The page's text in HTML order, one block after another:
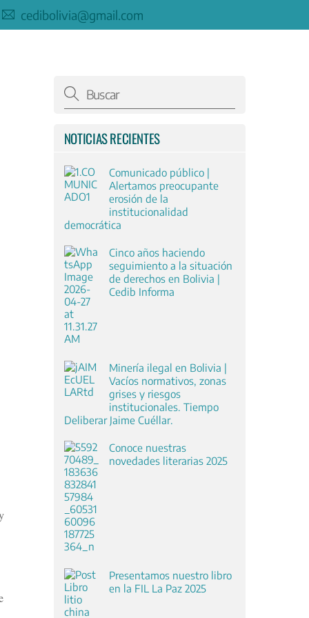
cedibolivia@gmail.com
NOTICIAS RECIENTES
Comunicado público |
Alertamos preocupante
erosión de la
institucionalidad
democrática
Cinco años haciendo
seguimiento a la situación
de derechos en Bolivia |
Cedib Informa
Minería ilegal en Bolivia |
Vacíos normativos, zonas
grises y riesgos
institucionales. Tiempo
Deliberar Jaime Cuéllar.
Conoce nuestras
novedades literarias 2025
Presentamos nuestro libro
en la FIL La Paz 2025